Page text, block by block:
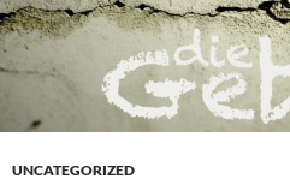
UNCATEGORIZED